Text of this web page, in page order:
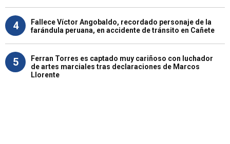
4
Fallece Víctor Angobaldo, recordado personaje de la
farándula peruana, en accidente de tránsito en Cañete
5
Ferran Torres es captado muy cariñoso con luchador
de artes marciales tras declaraciones de Marcos
Llorente